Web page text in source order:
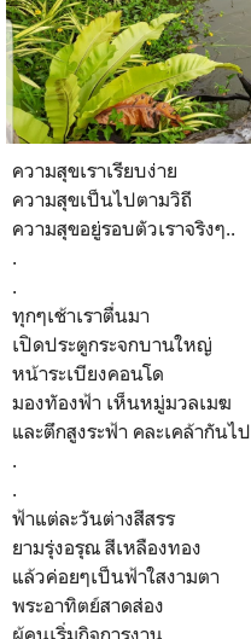
ความสุขเราเรียบง่าย
ความสุขเป็นไปตามวิถี
ความสุขอยู่รอบตัวเราจริงๆ..
.
.
ทุกๆเช้าเราตื่นมา
เปิดประตูกระจกบานใหญ่
หน้าระเบียงคอนโด
มองทัองฟ้า เห็นหมู่มวลเมฆ
และตึกสูงระฟ้า คละเคล้ากันไป
.
.
ฟ้าแต่ละวันต่างสีสรร
ยามรุ่งอรุณ สีเหลืองทอง
แล้วค่อยๆเป็นฟ้าใสงามตา
พระอาทิตย์สาดส่อง